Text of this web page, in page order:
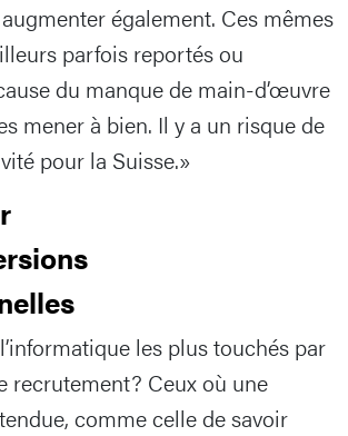
également. Ces mêmes
parfois reportés ou
du manque de main-d’œuvre
mener à bien. Il y a un risque de
pour la Suisse.»
les plus touchés par
recrutement? Ceux où une
comme celle de savoir